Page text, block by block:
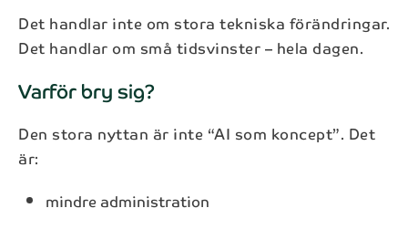
Det handlar inte om stora tekniska förändringar.
Det handlar om små tidsvinster – hela dagen.
Varför bry sig?
Den stora nyttan är inte “AI som koncept”. Det
är:
mindre administration